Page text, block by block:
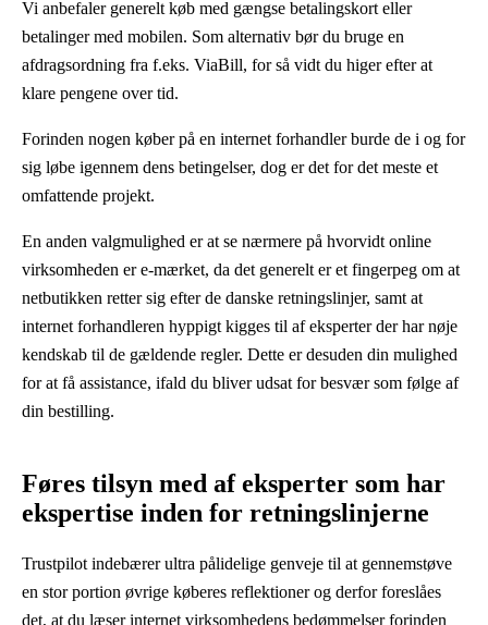
Vi anbefaler generelt køb med gængse betalingskort eller
betalinger med mobilen. Som alternativ bør du bruge en
afdragsordning fra f.eks. ViaBill, for så vidt du higer efter at
klare pengene over tid.
Forinden nogen køber på en internet forhandler burde de i og for
sig løbe igennem dens betingelser, dog er det for det meste et
omfattende projekt.
En anden valgmulighed er at se nærmere på hvorvidt online
virksomheden er e-mærket, da det generelt er et fingerpeg om at
netbutikken retter sig efter de danske retningslinjer, samt at
internet forhandleren hyppigt kigges til af eksperter der har nøje
kendskab til de gældende regler. Dette er desuden din mulighed
for at få assistance, ifald du bliver udsat for besvær som følge af
din bestilling.
Føres tilsyn med af eksperter som har
ekspertise inden for retningslinjerne
Trustpilot indebærer ultra pålidelige genveje til at gennemstøve
en stor portion øvrige køberes reflektioner og derfor foreslåes
det, at du læser internet virksomhedens bedømmelser forinden